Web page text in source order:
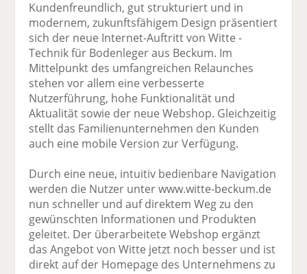
Kundenfreundlich, gut strukturiert und in
modernem, zukunftsfähigem Design präsentiert
sich der neue Internet-Auftritt von Witte -
Technik für Bodenleger aus Beckum. Im
Mittelpunkt des umfangreichen Relaunches
stehen vor allem eine verbesserte
Nutzerführung, hohe Funktionalität und
Aktualität sowie der neue Webshop. Gleichzeitig
stellt das Familienunternehmen den Kunden
auch eine mobile Version zur Verfügung.
Durch eine neue, intuitiv bedienbare Navigation
werden die Nutzer unter www.witte-beckum.de
nun schneller und auf direktem Weg zu den
gewünschten Informationen und Produkten
geleitet. Der überarbeitete Webshop ergänzt
das Angebot von Witte jetzt noch besser und ist
direkt auf der Homepage des Unternehmens zu